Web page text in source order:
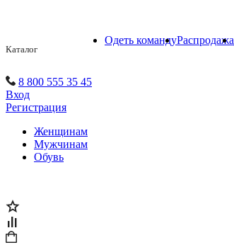
Каталог
Одеть командуРаспродажа
8 800 555 35 45
Вход
Регистрация
Женщинам
Мужчинам
Обувь